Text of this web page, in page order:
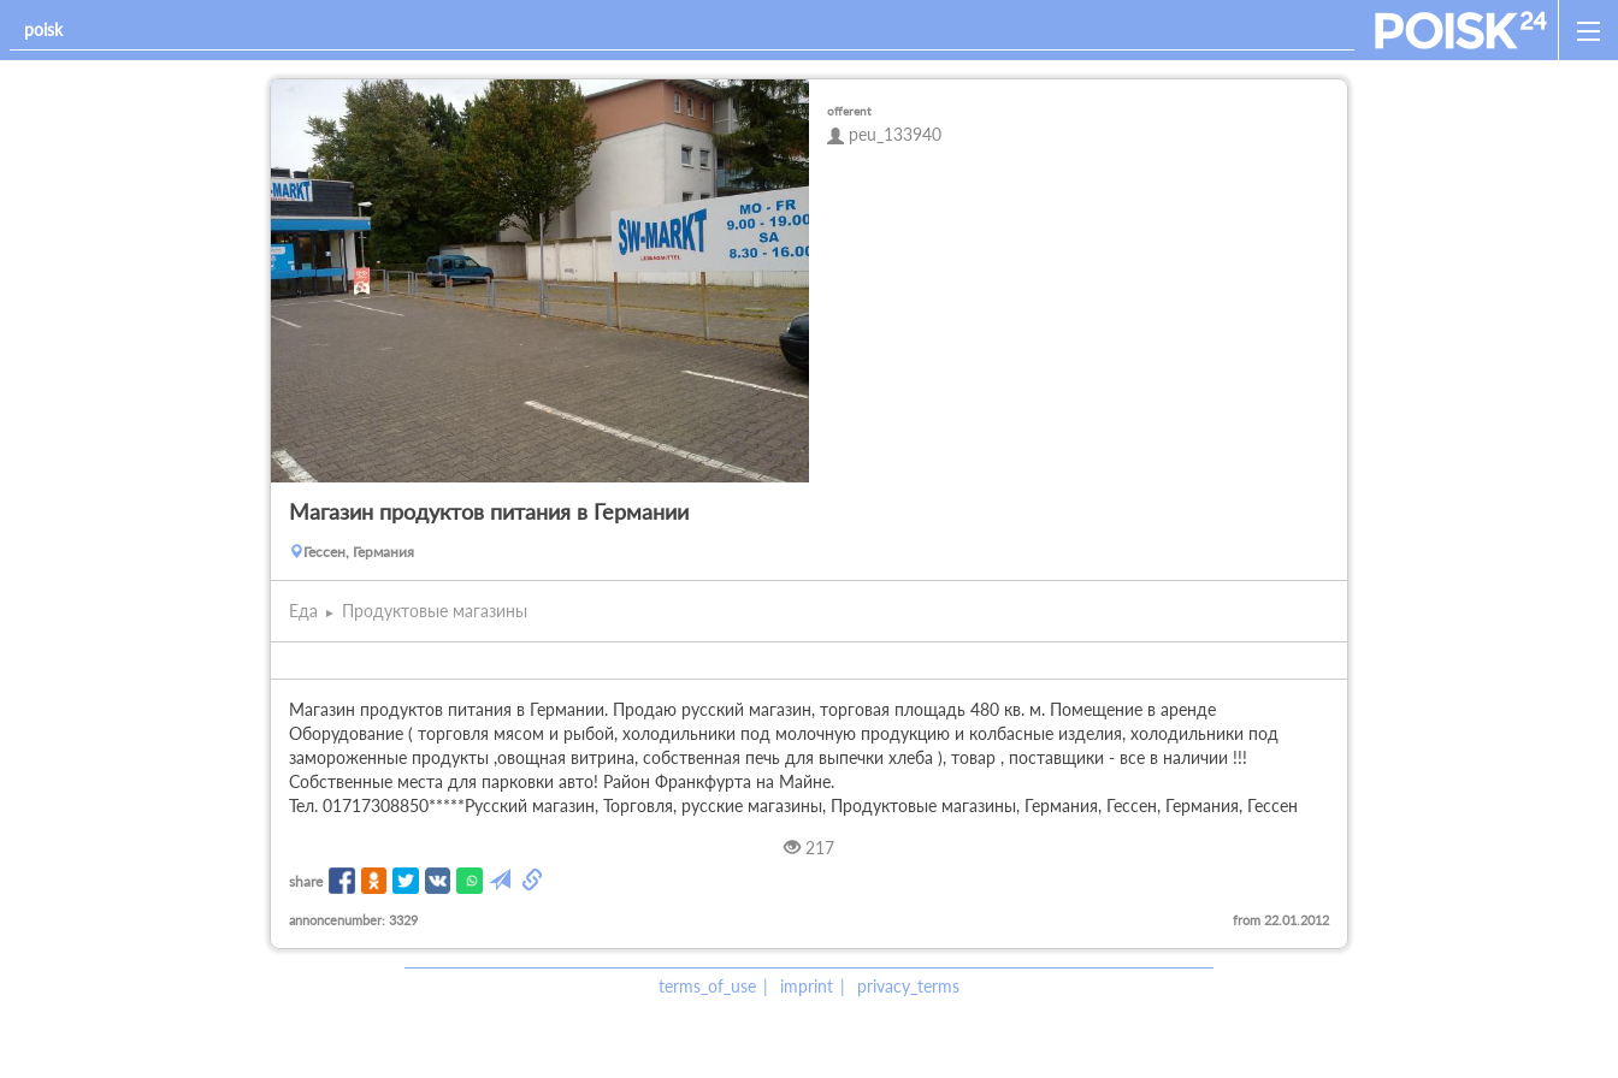
offerent
peu_133940
Магазин продуктов питания в Германии
Гессен, Германия
Еда Продуктовые магазины
Магазин продуктов питания в Германии. Продаю русский магазин, торговая площадь 480 кв. м. Помещение в аренде
Оборудование ( торговля мясом и рыбой, холодильники под молочную продукцию и колбасные изделия, холодильники под
замороженные продукты ,овощная витрина, собственная печь для выпечки хлеба ), товар , поставщики - все в наличии !!!
Собственные места для парковки авто! Район Франкфурта на Майне.
Тел. 01717308850*****Русский магазин, Торговля, русские магазины, Продуктовые магазины, Германия, Гессен, Германия, Гессен
217
share
annoncenumber: 3329 from 22.01.2012
terms_of_use imprint privacy_terms